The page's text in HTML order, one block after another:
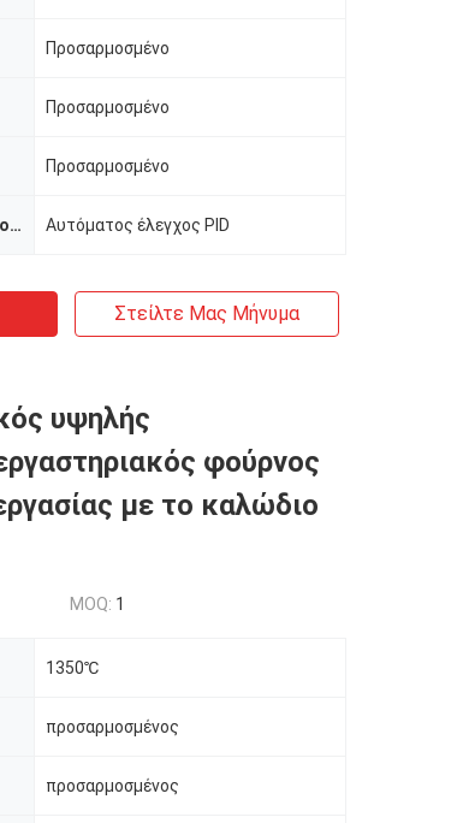
Προσαρμοσμένο
Προσαρμοσμένο
Προσαρμοσμένο
Μέθοδος ελέγχου θερμοκρασίας Αυτόματος έλεγχος PID
Στείλτε Μας Μήνυμα
υψηλής
φούρνος
με το καλώδιο
MOQ: 1
1350℃
προσαρμοσμένος
προσαρμοσμένος